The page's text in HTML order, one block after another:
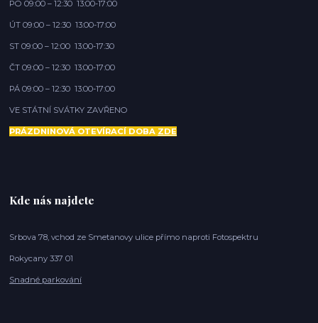
PO 09:00 – 12:30 13:00-17:00
ÚT 09:00 – 12:30 13:00-17:00
ST 09:00 – 12:00 13:00-17:30
ČT 09:00 – 12:30 13:00-17:00
PÁ 09:00 – 12:30 13:00-17:00
VE STÁTNÍ SVÁTKY ZAVŘENO
PRÁZDNINOVÁ OTEVÍRACÍ DOBA ZDE
Kde nás najdete
Srbova 78, vchod ze Smetanovy ulice přímo naproti Fotospektru
Rokycany 337 01
Snadné parkování